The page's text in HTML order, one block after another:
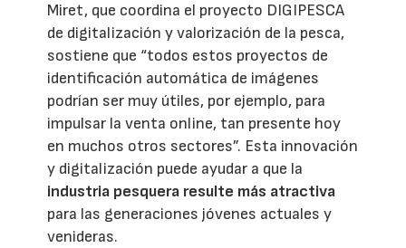
Miret, que coordina el proyecto DIGIPESCA
de digitalización y valorización de la pesca,
sostiene que “todos estos proyectos de
identificación automática de imágenes
podrían ser muy útiles, por ejemplo, para
impulsar la venta online, tan presente hoy
en muchos otros sectores”. Esta innovación
y digitalización puede ayudar a que la
industria pesquera resulte más atractiva
para las generaciones jóvenes actuales y
venideras.